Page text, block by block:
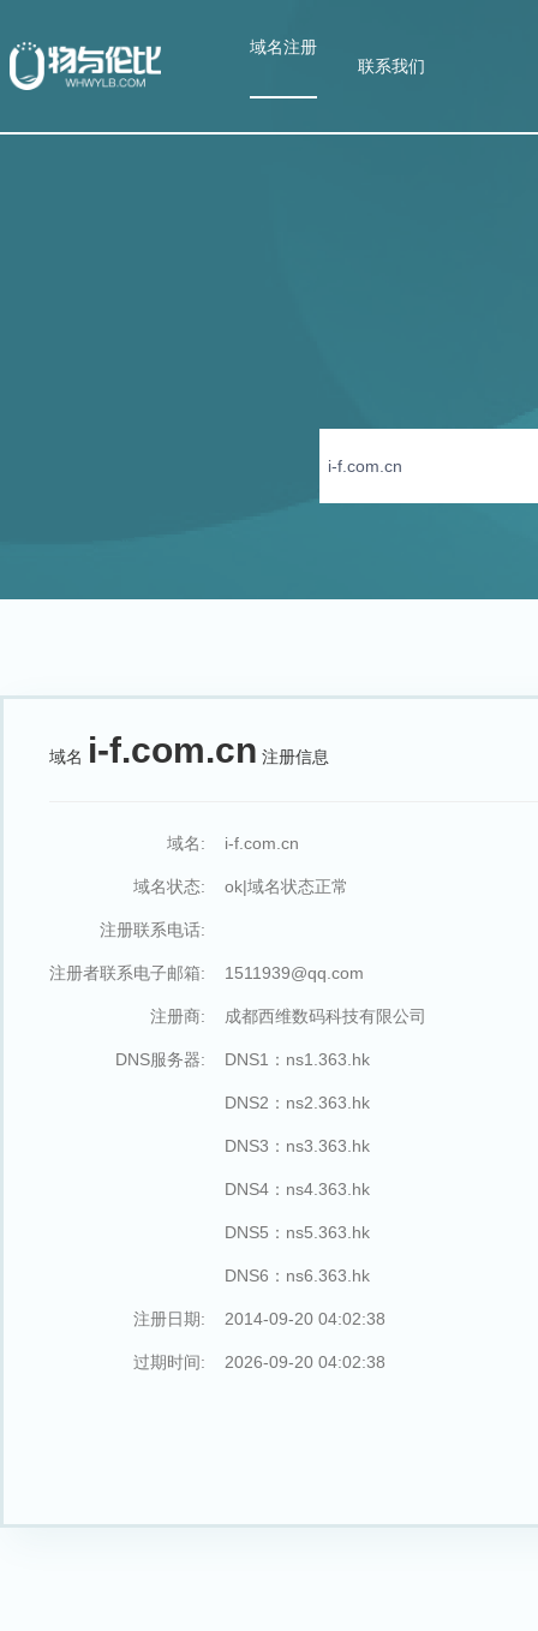
域名注册
联系我们
域名 i-f.com.cn 注册信息
域名: i-f.com.cn
域名状态: ok|域名状态正常
注册联系电话:
注册者联系电子邮箱: 1511939@qq.com
注册商: 成都西维数码科技有限公司
DNS服务器: DNS1：ns1.363.hk
DNS2：ns2.363.hk
DNS3：ns3.363.hk
DNS4：ns4.363.hk
DNS5：ns5.363.hk
DNS6：ns6.363.hk
注册日期: 2014-09-20 04:02:38
过期时间: 2026-09-20 04:02:38